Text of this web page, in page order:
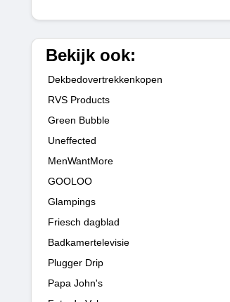
Bekijk ook:
Dekbedovertrekkenkopen
RVS Products
Green Bubble
Uneffected
MenWantMore
GOOLOO
Glampings
Friesch dagblad
Badkamertelevisie
Plugger Drip
Papa John's